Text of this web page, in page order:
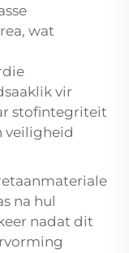
wat
vir
stofintegriteit
veiligheid
na hul
nadat dit